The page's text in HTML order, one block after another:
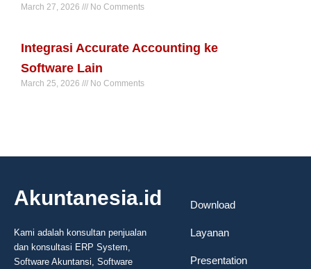
March 27, 2026 No Comments
Integrasi Accurate Accounting ke
Software Lain
March 25, 2026 No Comments
Akuntanesia.id
Kami adalah konsultan penjualan
dan konsultasi ERP System,
Software Akuntansi, Software
Download
Layanan
Presentation